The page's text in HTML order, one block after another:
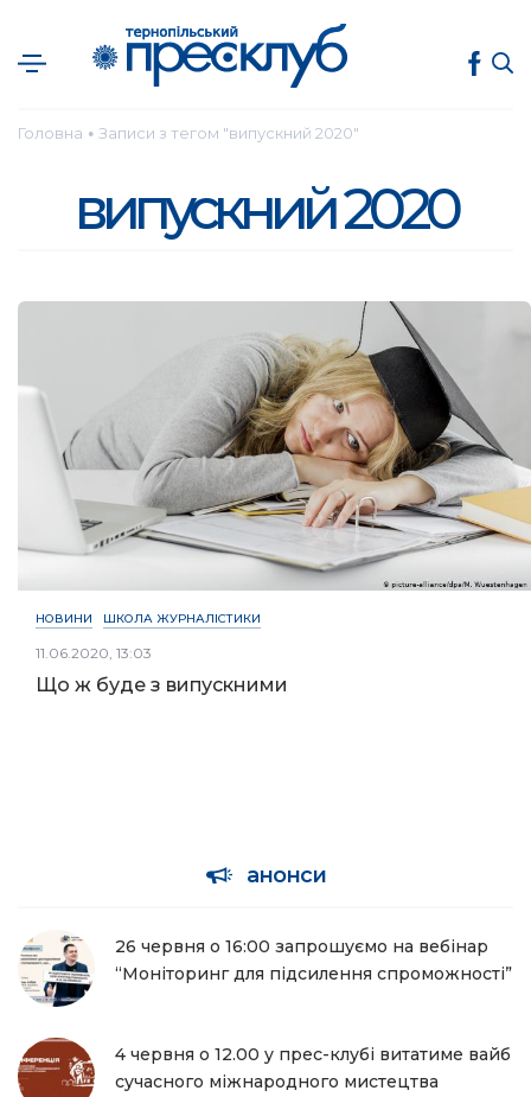
Головна ● Записи з тегом "випускний 2020"
випускний 2020
НОВИНИ ШКОЛА ЖУРНАЛІСТИКИ
11.06.2020, 13:03
Що ж буде з випускними
анонси
26 червня о 16:00 запрошуємо на вебінар
“Моніторинг для підсилення спроможності”
4 червня о 12.00 у прес-клубі витатиме вайб
сучасного міжнародного мистецтва